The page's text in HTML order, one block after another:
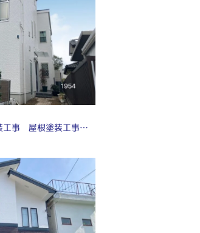
名古屋 守山区 外壁塗装工事 屋根塗装工事 付帯部塗装工事 シーリング工事 防水工事♤